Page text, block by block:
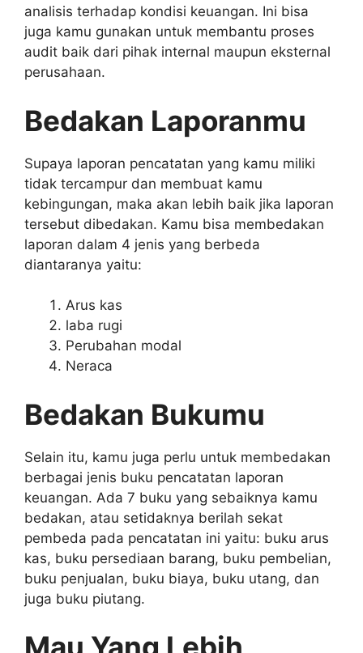
analisis terhadap kondisi keuangan. Ini bisa
juga kamu gunakan untuk membantu proses
audit baik dari pihak internal maupun eksternal
perusahaan.
Bedakan Laporanmu
Supaya laporan pencatatan yang kamu miliki
tidak tercampur dan membuat kamu
kebingungan, maka akan lebih baik jika laporan
tersebut dibedakan. Kamu bisa membedakan
laporan dalam 4 jenis yang berbeda
diantaranya yaitu:
Arus kas
laba rugi
Perubahan modal
Neraca
Bedakan Bukumu
Selain itu, kamu juga perlu untuk membedakan
berbagai jenis buku pencatatan laporan
keuangan. Ada 7 buku yang sebaiknya kamu
bedakan, atau setidaknya berilah sekat
pembeda pada pencatatan ini yaitu: buku arus
kas, buku persediaan barang, buku pembelian,
buku penjualan, buku biaya, buku utang, dan
juga buku piutang.